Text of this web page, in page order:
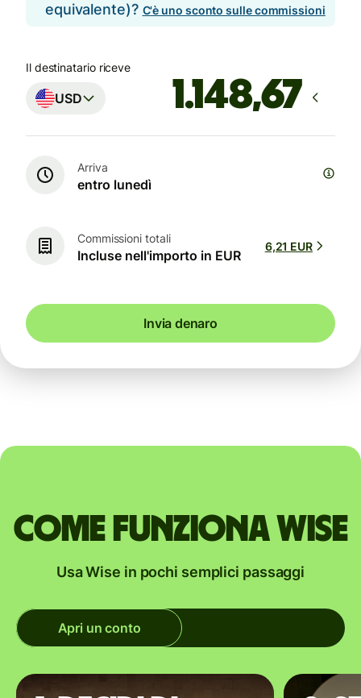
equivalente)? C'è uno sconto sulle commissioni
Il destinatario riceve
USD
Arriva
entro lunedì
Commissioni totali
Incluse nell'importo in EUR
6,21 EUR
Invia denaro
Come funziona Wise
Usa Wise in pochi semplici passaggi
Apri un conto